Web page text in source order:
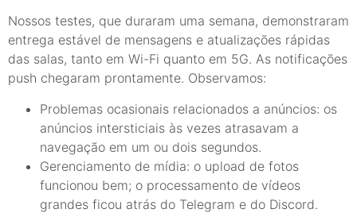
Nossos testes, que duraram uma semana, demonstraram
entrega estável de mensagens e atualizações rápidas
das salas, tanto em Wi-Fi quanto em 5G. As notificações
push chegaram prontamente. Observamos:
Problemas ocasionais relacionados a anúncios: os
anúncios intersticiais às vezes atrasavam a
navegação em um ou dois segundos.
Gerenciamento de mídia: o upload de fotos
funcionou bem; o processamento de vídeos
grandes ficou atrás do Telegram e do Discord.